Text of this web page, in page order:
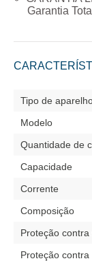
Garantia
Tipo de
Modelo
Quantidade de
Capacidade
Corrente
Composição
Proteção
Proteção